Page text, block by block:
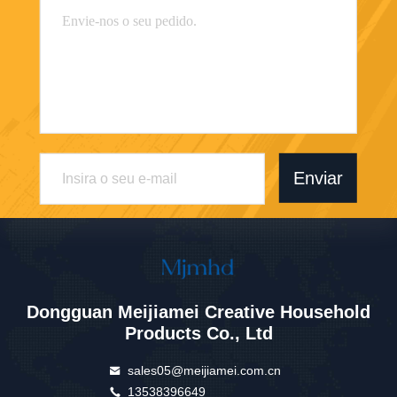
Enviar
Dongguan Meijiamei Creative Household
Products Co., Ltd
sales05@meijiamei.com.cn
13538396649